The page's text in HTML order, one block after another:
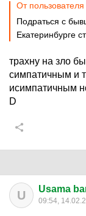
От пользователя
Подраться с
Екатеринбурге
трахну на зло
симпатичным и
исимпатичным
D
U Usama
09:54,